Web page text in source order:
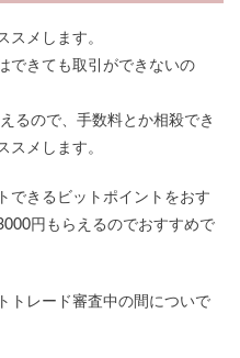
スメします。
できても取引ができないの
るので、手数料とか相殺でき
スメします。
できるビットポイントをおす
円もらえるのでおすすめで
トレード審査中の間についで